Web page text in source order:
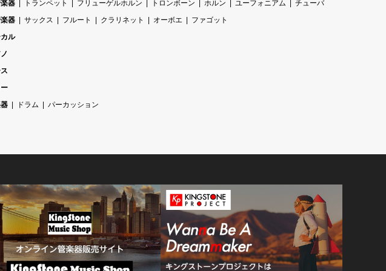
器 トランペット フリューゲルホルン トロンボーン ホルン ユーフォニアム
チューバ
器
サックス フルート クラリネット オーボエ
ファゴット
ル
ドラム パーカッション